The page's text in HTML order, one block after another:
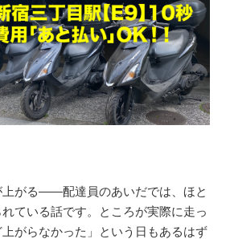
上がる——配達員のあいだでは、ほと
ている話です。ところが実際に走っ
がらなかった」という日もあるはず